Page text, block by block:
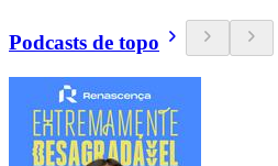
Podcasts de topo